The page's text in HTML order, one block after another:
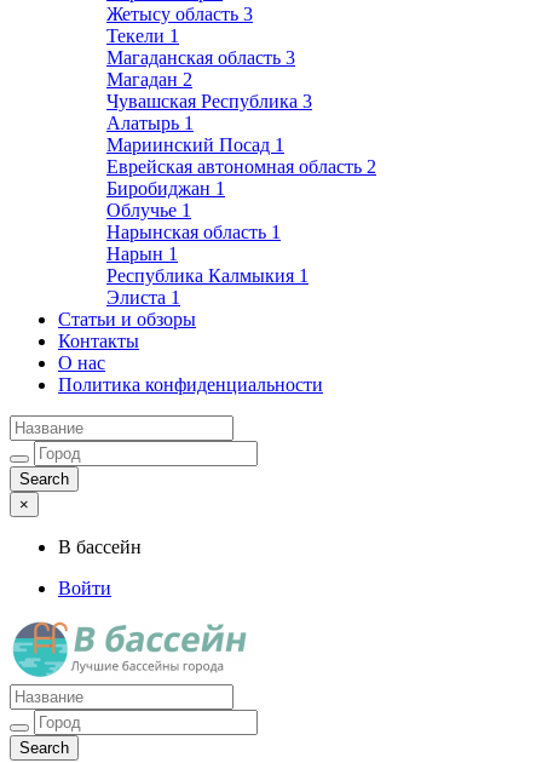
Жетысу область 3
Текели 1
Магаданская область 3
Магадан 2
Чувашская Республика 3
Алатырь 1
Мариинский Посад 1
Еврейская автономная область 2
Биробиджан 1
Облучье 1
Нарынская область 1
Нарын 1
Республика Калмыкия 1
Элиста 1
Статьи и обзоры
Контакты
О нас
Политика конфиденциальности
×
В бассейн
Войти
Лучшие бассейны города